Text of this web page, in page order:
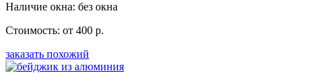
Наличие окна: без окна
Стоимость: от 400 р.
заказать похожий